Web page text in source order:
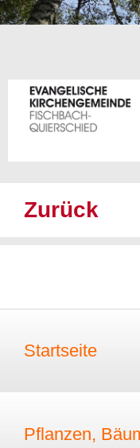
Zurück
Startseite
Pflanzen,